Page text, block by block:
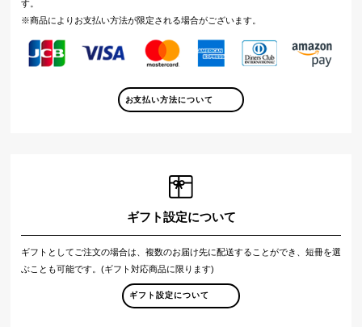
す。
※商品によりお支払い方法が限定される場合がございます。
お支払い方法について
ギフト設定について
ギフトとしてご注文の場合は、複数のお届け先に配送することができ、短冊を選
ぶことも可能です。(ギフト対応商品に限ります)
ギフト設定について